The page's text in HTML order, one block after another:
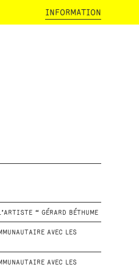
INFORMATION
“ GÉRARD BÉTHUME
AVEC LES
AVEC LES